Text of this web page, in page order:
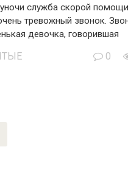
служба скорой помощи
тревожный звонок.
девочка, говорившая
0